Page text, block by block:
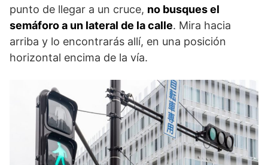
punto de llegar a un cruce, no busques el
semáforo a un lateral de la calle. Mira hacia
arriba y lo encontrarás allí, en una posición
horizontal encima de la vía.